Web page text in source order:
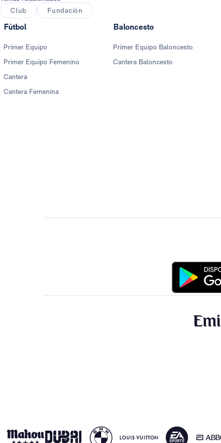
Club
Fundación
Fútbol
Primer Equipo
Primer Equipo Femenino
Cantera
Cantera Femenina
Baloncesto
Primer Equipo Baloncesto
Cantera Baloncesto